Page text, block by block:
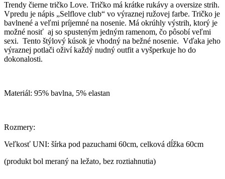
Trendy čierne tričko Love. Tričko má krátke rukávy a oversize strih.
Vpredu je nápis „Selflove club“ vo výraznej ružovej farbe. Tričko je
bavlnené a veľmi príjemné na nosenie. Má okrúhly výstrih, ktorý je
možné nosiť aj so spusteným jedným ramenom, čo pôsobí veľmi
sexi. Tento štýlový kúsok je vhodný na bežné nosenie. Vďaka jeho
výraznej potlači oživí každý nudný outfit a vyšperkuje ho do
dokonalosti.
Materiál: 95% bavlna, 5% elastan
Rozmery:
Veľkosť UNI: šírka pod pazuchami 60cm, celková dĺžka 60cm
(produkt bol meraný na ležato, bez roztiahnutia)